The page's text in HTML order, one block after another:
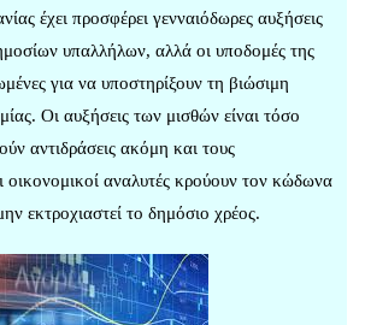
έχει προσφέρει γενναιόδωρες αυξήσεις
υπαλλήλων, αλλά οι υποδομές της
για να υποστηρίξουν τη βιώσιμη
Οι αυξήσεις των μισθών είναι τόσο
αντιδράσεις ακόμη και τους
οικονομικοί αναλυτές κρούουν τον κώδωνα
εκτροχιαστεί το δημόσιο χρέος.